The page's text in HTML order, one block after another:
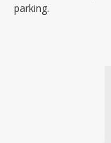
parking.